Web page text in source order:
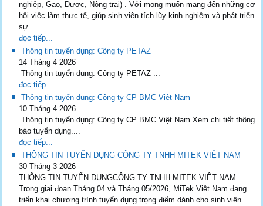
nghiệp, Gạo, Dược, Nông trại) . Với mong muốn mang đến những cơ
hội việc làm thực tế, giúp sinh viên tích lũy kinh nghiệm và phát triển
sự...
đọc tiếp...
Thông tin tuyển dụng: Công ty PETAZ
14 Tháng 4 2026
Thông tin tuyển dụng: Công ty PETAZ ...
đọc tiếp...
Thông tin tuyển dụng: Công ty CP BMC Việt Nam
10 Tháng 4 2026
Thông tin tuyển dụng: Công ty CP BMC Việt Nam Xem chi tiết thông
báo tuyển dụng....
đọc tiếp...
THÔNG TIN TUYỂN DỤNG CÔNG TY TNHH MITEK VIỆT NAM
30 Tháng 3 2026
THÔNG TIN TUYỂN DỤNGCÔNG TY TNHH MITEK VIỆT NAM
Trong giai đoạn Tháng 04 và Tháng 05/2026, MiTek Việt Nam đang
triển khai chương trình tuyển dụng trọng điểm dành cho sinh viên